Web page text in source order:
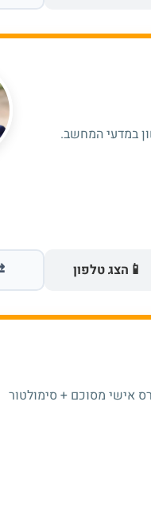
📱 הצג טלפון
אישי מסוכם + סימולטור